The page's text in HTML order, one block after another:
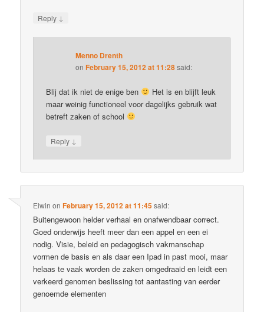
Reply ↓
Menno Drenth
onFebruary 15, 2012 at 11:28said:
Blij dat ik niet de enige ben
Het is en blijft leuk
maar weinig functioneel voor dagelijks gebruik wat
betreft zaken of school
Reply ↓
Elwin onFebruary 15, 2012 at 11:45said:
Buitengewoon helder verhaal en onafwendbaar correct.
Goed onderwijs heeft meer dan een appel en een ei
nodig. Visie, beleid en pedagogisch vakmanschap
vormen de basis en als daar een Ipad in past mooi, maar
helaas te vaak worden de zaken omgedraaid en leidt een
verkeerd genomen beslissing tot aantasting van eerder
genoemde elementen